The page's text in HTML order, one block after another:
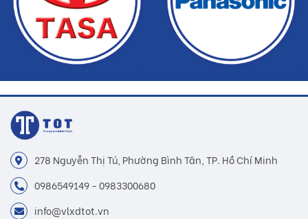
278 Nguyễn Thị Tú, Phường Bình Tân, TP. Hồ Chí Minh
0986549149 - 0983300680
info@vlxdtot.vn